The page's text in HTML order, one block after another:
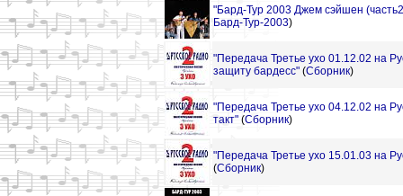
"Бард-Тур 2003 Джем сэйшен
Бард-Тур-2003)
"Передача Третье ухо 01.12.02 на
защиту бардесс" (Сборник)
"Передача Третье ухо 04.12.02 на
такт" (Сборник)
"Передача Третье ухо 15.01.03 на
(Сборник)